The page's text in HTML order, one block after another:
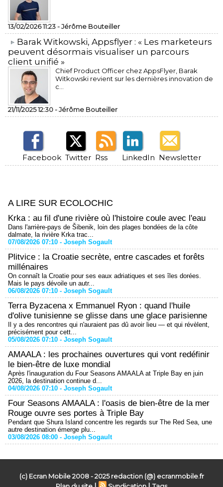
13/02/2026 11:23 -Jérôme Bouteiller
​Barak Witkowski, Appsflyer : « Les marketeurs
peuvent désormais visualiser un parcours
client unifié »
Chief Product Officer chez AppsFlyer, ​Barak
Witkowski revient sur les dernières innovation de
c...
21/11/2025 12:30 -Jérôme Bouteiller
Facebook Twitter Rss LinkedIn Newsletter
A LIRE SUR ECOLOCHIC
Krka : au fil d'une rivière où l'histoire coule avec l'eau
Dans l'arrière-pays de Šibenik, loin des plages bondées de la côte
dalmate, la rivière Krka trac...
07/08/2026 07:10 - Joseph Sogault
Plitvice : la Croatie secrète, entre cascades et forêts
millénaires
On connaît la Croatie pour ses eaux adriatiques et ses îles dorées.
Mais le pays dévoile un autr...
06/08/2026 07:10 - Joseph Sogault
Terra Byzacena x Emmanuel Ryon : quand l'huile
d'olive tunisienne se glisse dans une glace parisienne
Il y a des rencontres qui n'auraient pas dû avoir lieu — et qui révèlent,
précisément pour cett...
05/08/2026 07:10 - Joseph Sogault
AMAALA : les prochaines ouvertures qui vont redéfinir
le bien-être de luxe mondial
Après l'inauguration du Four Seasons AMAALA at Triple Bay en juin
2026, la destination continue d...
04/08/2026 07:10 - Joseph Sogault
Four Seasons AMAALA : l'oasis de bien-être de la mer
Rouge ouvre ses portes à Triple Bay
Pendant que Shura Island concentre les regards sur The Red Sea, une
autre destination émerge plu...
03/08/2026 08:00 - Joseph Sogault
(c) Ecran Mobile 2008 - 2025 redaction (@) ecranmobile.fr